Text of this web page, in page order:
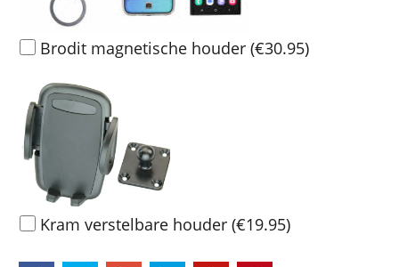
Brodit magnetische houder (€30.95)
Kram verstelbare houder (€19.95)